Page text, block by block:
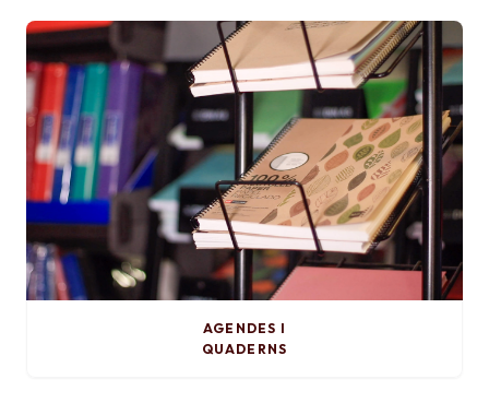
AGENDES I
QUADERNS